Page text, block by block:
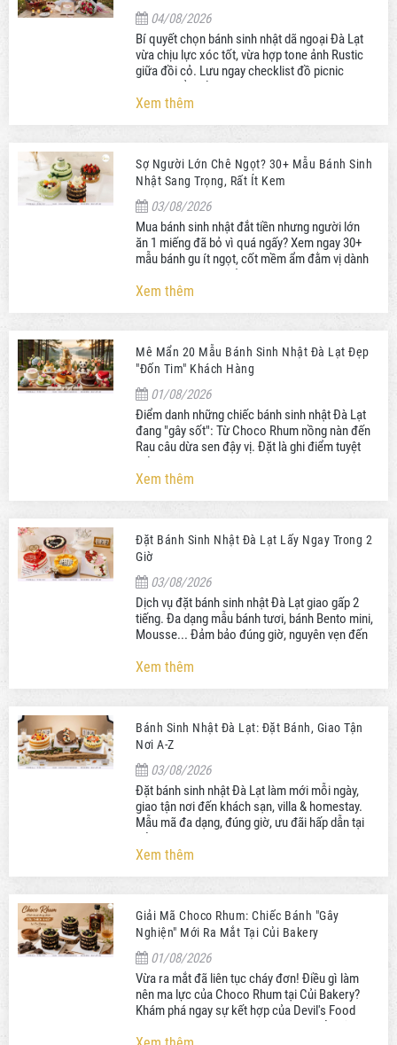
04/08/2026
Bí quyết chọn bánh sinh nhật dã ngoại Đà Lạt
vừa chịu lực xóc tốt, vừa hợp tone ảnh Rustic
giữa đồi cỏ. Lưu ngay checklist đồ picnic
Xem thêm
Sợ Người Lớn Chê Ngọt? 30+ Mẫu Bánh Sinh
Nhật Sang Trọng, Rất Ít Kem
03/08/2026
Mua bánh sinh nhật đắt tiền nhưng người lớn
ăn 1 miếng đã bỏ vì quá ngấy? Xem ngay 30+
mẫu bánh gu ít ngọt, cốt mềm ẩm đằm vị dành
Xem thêm
Mê Mẩn 20 Mẫu Bánh Sinh Nhật Đà Lạt Đẹp
"Đốn Tim" Khách Hàng
01/08/2026
Điểm danh những chiếc bánh sinh nhật Đà Lạt
đang "gây sốt": Từ Choco Rhum nồng nàn đến
Rau câu dừa sen đậy vị. Đặt là ghi điểm tuyệt
Xem thêm
Đặt Bánh Sinh Nhật Đà Lạt Lấy Ngay Trong 2
Giờ
03/08/2026
Dịch vụ đặt bánh sinh nhật Đà Lạt giao gấp 2
tiếng. Đa dạng mẫu bánh tươi, bánh Bento mini,
Mousse... Đảm bảo đúng giờ, nguyên vẹn đến
Xem thêm
Bánh Sinh Nhật Đà Lạt: Đặt Bánh, Giao Tận
Nơi A-Z
03/08/2026
Đặt bánh sinh nhật Đà Lạt làm mới mỗi ngày,
giao tận nơi đến khách sạn, villa & homestay.
Mẫu mã đa dạng, đúng giờ, ưu đãi hấp dẫn tại
Xem thêm
Giải Mã Choco Rhum: Chiếc Bánh "Gây
Nghiện" Mới Ra Mắt Tại Củi Bakery
01/08/2026
Vừa ra mắt đã liên tục cháy đơn! Điều gì làm
nên ma lực của Choco Rhum tại Củi Bakery?
Khám phá ngay sự kết hợp của Devil's Food